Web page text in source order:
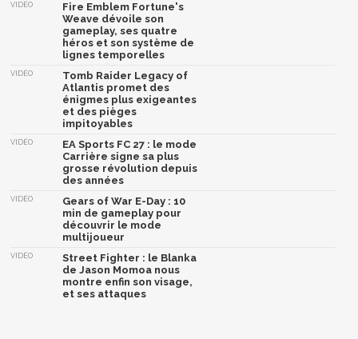
VIDÉO
Fire Emblem Fortune's
Weave dévoile son
gameplay, ses quatre
héros et son système de
lignes temporelles
VIDÉO
Tomb Raider Legacy of
Atlantis promet des
énigmes plus exigeantes
et des pièges
impitoyables
VIDÉO
EA Sports FC 27 : le mode
Carrière signe sa plus
grosse révolution depuis
des années
VIDÉO
Gears of War E-Day : 10
min de gameplay pour
découvrir le mode
multijoueur
VIDÉO
Street Fighter : le Blanka
de Jason Momoa nous
montre enfin son visage,
et ses attaques